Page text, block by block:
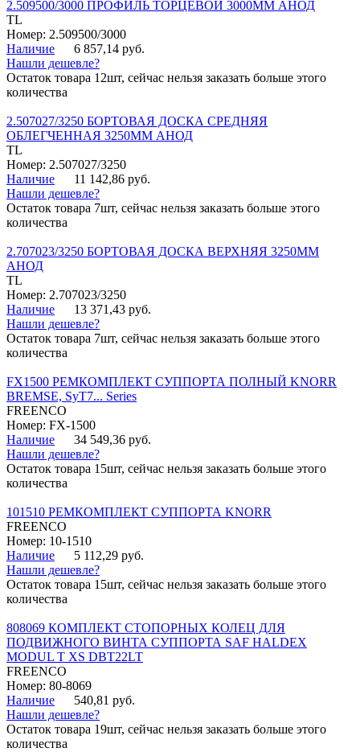
2.509500/3000 ПРОФИЛЬ ТОРЦЕВОЙ 3000ММ АНОД
TL
Номер: 2.509500/3000
Наличие
6 857,14 руб.
Нашли дешевле?
Остаток товара 12шт, сейчас нельзя заказать больше этого
количества
2.507027/3250 БОРТОВАЯ ДОСКА СРЕДНЯЯ
ОБЛЕГЧЕННАЯ 3250ММ АНОД
TL
Номер: 2.507027/3250
Наличие
11 142,86 руб.
Нашли дешевле?
Остаток товара 7шт, сейчас нельзя заказать больше этого
количества
2.707023/3250 БОРТОВАЯ ДОСКА ВЕРХНЯЯ 3250ММ
АНОД
TL
Номер: 2.707023/3250
Наличие
13 371,43 руб.
Нашли дешевле?
Остаток товара 7шт, сейчас нельзя заказать больше этого
количества
FX1500 РЕМКОМПЛЕКТ СУППОРТА ПОЛНЫЙ KNORR
BREMSE, SyT7... Series
FREENCO
Номер: FX-1500
Наличие
34 549,36 руб.
Нашли дешевле?
Остаток товара 15шт, сейчас нельзя заказать больше этого
количества
101510 РЕМКОМПЛЕКТ СУППОРТА KNORR
FREENCO
Номер: 10-1510
Наличие
5 112,29 руб.
Нашли дешевле?
Остаток товара 15шт, сейчас нельзя заказать больше этого
количества
808069 КОМПЛЕКТ СТОПОРНЫХ КОЛЕЦ ДЛЯ
ПОДВИЖНОГО ВИНТА СУППОРТА SAF HALDEX
MODUL T XS DBT22LT
FREENCO
Номер: 80-8069
Наличие
540,81 руб.
Нашли дешевле?
Остаток товара 19шт, сейчас нельзя заказать больше этого
количества